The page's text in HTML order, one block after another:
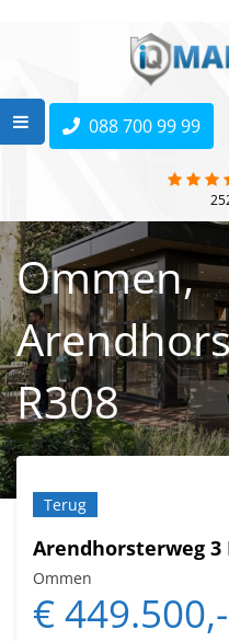
088 700 99 99
Ommen,
R308
Terug
Arendhorsterweg 3
Ommen
€ 449.500,-